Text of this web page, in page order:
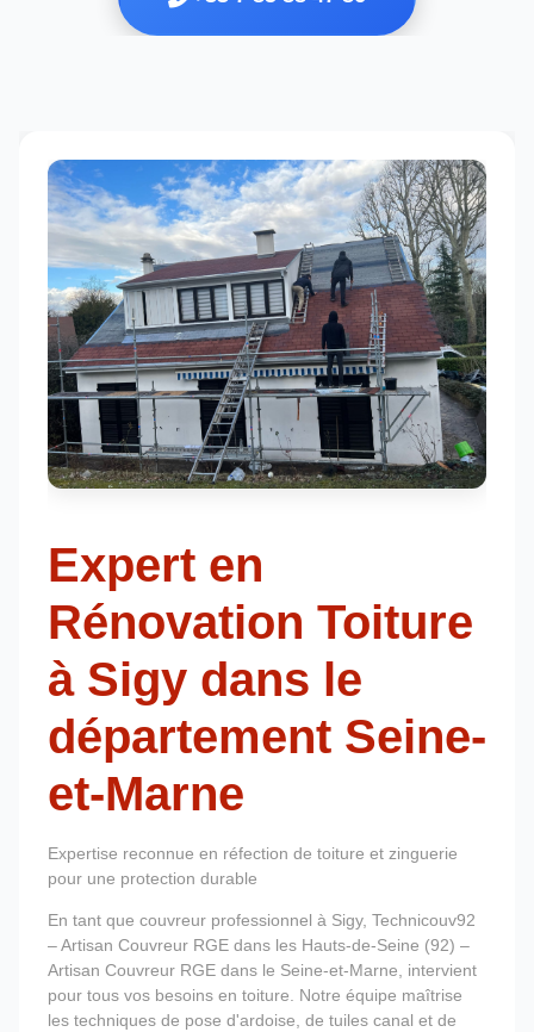
Expert en
Rénovation Toiture
à Sigy dans le
département Seine-
et-Marne
Expertise reconnue en réfection de toiture et zinguerie
pour une protection durable
En tant que couvreur professionnel à Sigy, Technicouv92
– Artisan Couvreur RGE dans les Hauts-de-Seine (92) –
Artisan Couvreur RGE dans le Seine-et-Marne, intervient
pour tous vos besoins en toiture. Notre équipe maîtrise
les techniques de pose d'ardoise, de tuiles canal et de